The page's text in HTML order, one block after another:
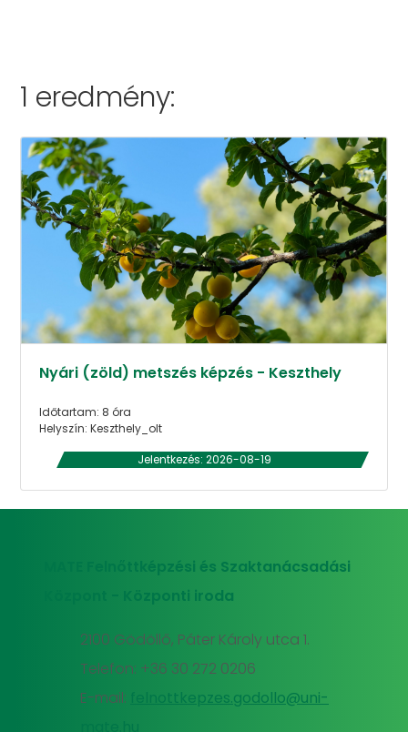
1 eredmény:
Nyári (zöld) metszés képzés - Keszthely
Időtartam: 8 óra
Helyszín: Keszthely_olt
Jelentkezés: 2026-08-19
MATE Felnőttképzési és Szaktanácsadási
Központ - Központi iroda
2100 Gödöllő, Páter Károly utca 1.
Telefon: +36 30 272 0206
E-mail:
felnottkepzes.godollo@uni-